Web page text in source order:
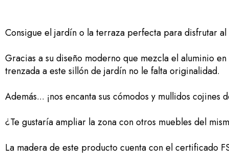
Consigue el jardín o la terraza perfecta para disfrutar
Gracias a su diseño moderno que mezcla el aluminio
trenzada a este sillón de jardín no le falta originalidad.
Además... ¡nos encanta sus cómodos y mullidos
¿Te gustaría ampliar la zona con otros muebles del
La madera de este producto cuenta con el certificado